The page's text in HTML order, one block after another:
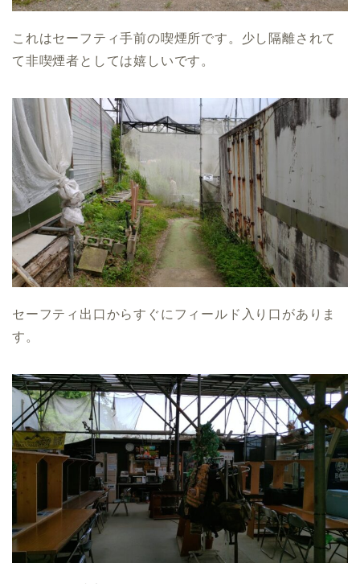
これはセーフティ手前の喫煙所です。少し隔離されて
て非喫煙者としては嬉しいです。
セーフティ出口からすぐにフィールド入り口がありま
す。